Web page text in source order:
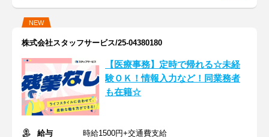
NEW
株式会社スタッフサービス/25-04380180
【医療事務】定時で帰れる☆未経
験ＯＫ！情報入力など！同業務者
も在籍☆
給与
時給1500円+交通費支給